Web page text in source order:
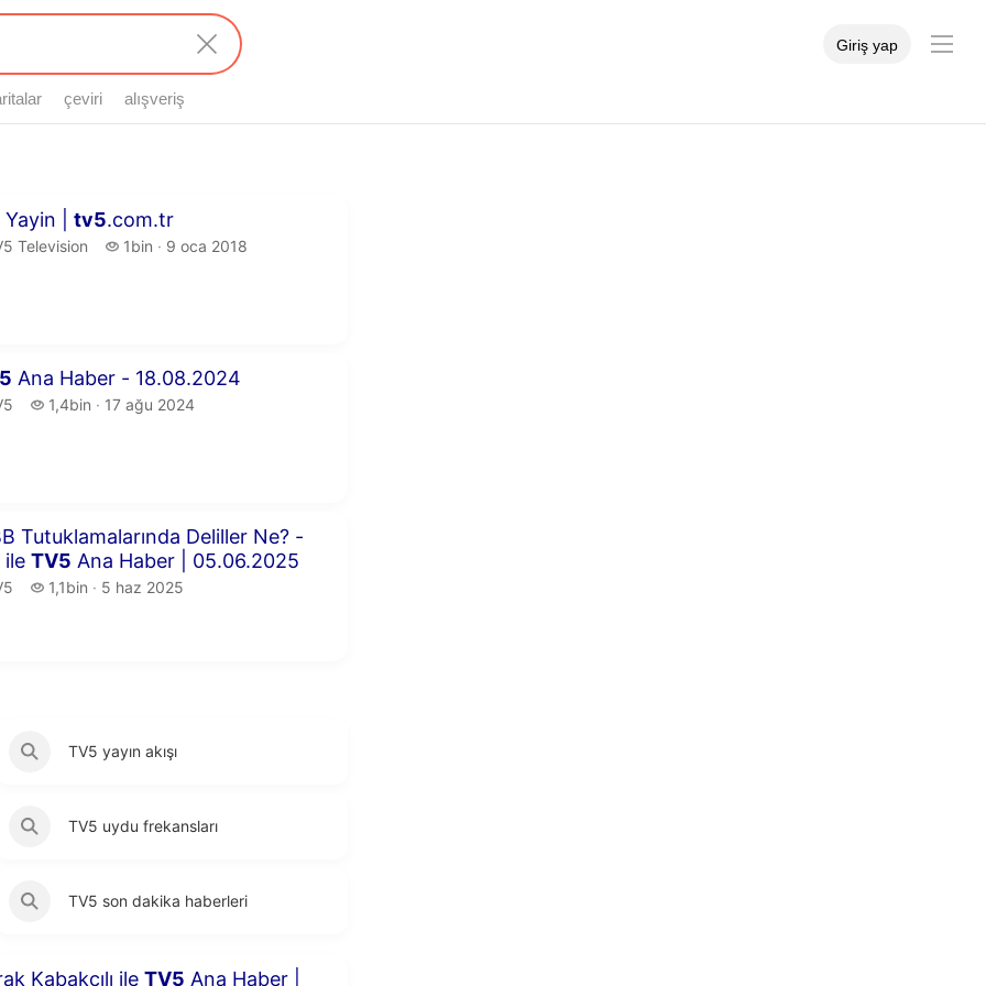
Giriş yap
çeviri alışveriş
| tv5.com.tr
dakika 58 saniye
Television.
Television 1bin
1 bin izleme9 oca 2018
5 Ana Haber - 18.08.2024
dakika 27 saniye
1,4bin
1,4 bin izleme17 ağu 2024
Tutuklamalarında Deliller Ne? -
ile TV5 Ana Haber | 05.06.2025
dakika 2 saniye
1,1bin
1,1 bin izleme5 haz 2025
TV5 yayın akışı
TV5 uydu frekansları
TV5 son dakika haberleri
Kabakçılı ile TV5 Ana Haber |
dakika 37 saniye